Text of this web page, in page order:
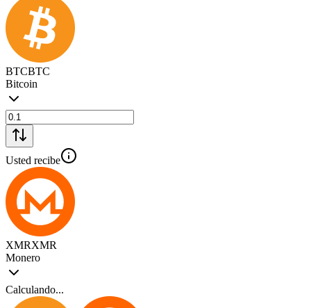
BTCBTC
Bitcoin
Usted recibe
XMRXMR
Monero
Calculando...